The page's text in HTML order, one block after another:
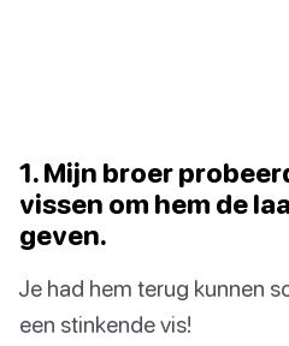
1. Mijn broer
vissen om hem de
geven.
Je had hem terug kunnen
een stinkende vis!